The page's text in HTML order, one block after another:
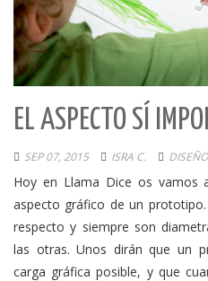
EL ASPECTO SÍ
SEP 07, 2015 ISRA C. DISEÑO
Hoy en Llama Dice os vamos
aspecto gráfico de un
respecto y siempre son
las otras. Unos dirán que un
carga gráfica posible, y que